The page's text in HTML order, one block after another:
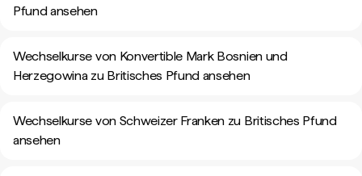
Pfund ansehen
Wechselkurse von Konvertible Mark Bosnien und
Herzegowina zu Britisches Pfund ansehen
Wechselkurse von Schweizer Franken zu Britisches Pfund
ansehen